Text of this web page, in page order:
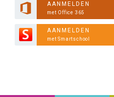
AANMELDEN
met Office 365
AANMELDEN
met Smartschool